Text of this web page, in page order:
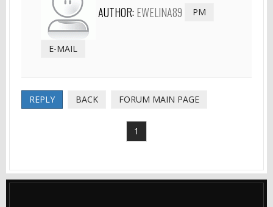
AUTHOR: EWELINA89 PM
E-MAIL
REPLY BACK FORUM MAIN PAGE
1